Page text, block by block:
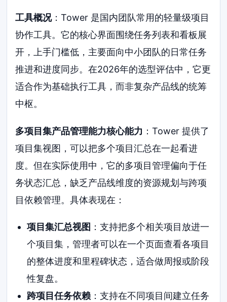
工具概况：Tower 是国内团队常用的轻量级项目
协作工具。它的核心界面围绕任务列表和看板展
开，上手门槛低，主要面向中小团队的日常任务
推进和进度同步。在2026年的选型评估中，它更
适合作为基础执行工具，而非复杂产品线的统筹
中枢。
多项目集产品管理能力核心能力 ：Tower 提供了
项目集视图，可以把多个项目汇总在一起看进
度。但在实际使用中，它的多项目管理偏向于任
务状态汇总，缺乏产品线维度的资源规划与跨项
目依赖管理。具体表现在：
项目集汇总视图 ：支持把多个相关项目放进一
个项目集，管理者可以在一个页面查看各项目
的整体进度和里程碑状态，适合做周报或阶段
性复盘。
跨项目任务依赖：支持在不同项目间建立任务